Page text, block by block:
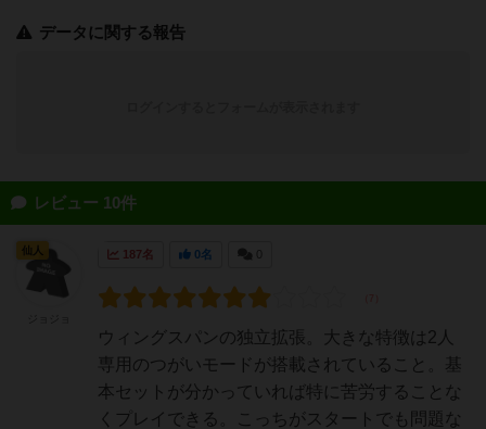
データに関する報告
レビュー 10件
187名 0名
ウィングスパンの独立拡張。大きな特徴は2人
専用のつがいモードが搭載されていること。基
本セットが分かっていれば特に苦労することな
くプレイできる。こっちがスタートでも問題な
仙人